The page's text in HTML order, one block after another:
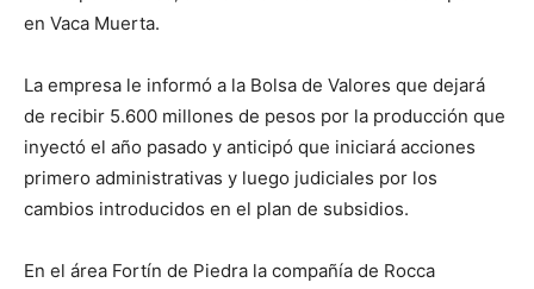
en Vaca Muerta.
La empresa le informó a la Bolsa de Valores que dejará
de recibir 5.600 millones de pesos por la producción que
inyectó el año pasado y anticipó que iniciará acciones
primero administrativas y luego judiciales por los
cambios introducidos en el plan de subsidios.
En el área Fortín de Piedra la compañía de Rocca